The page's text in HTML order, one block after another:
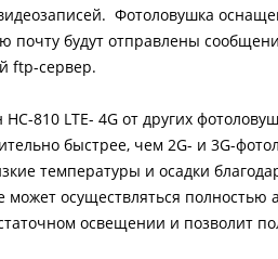
Фотоловушка
почту будут отправлены
ftp-сервер.
810 LTE- 4G от других
быстрее, чем 2G- и 3G-
температуры и осадки
может осуществляться
освещении и позволит